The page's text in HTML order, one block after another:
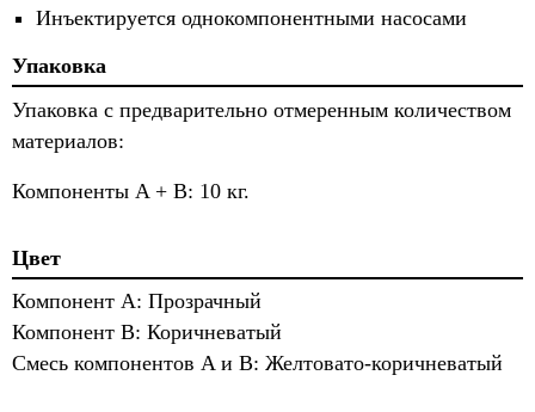
Инъектируется однокомпонентными насосами
Упаковка
Упаковка с предварительно отмеренным количеством
материалов:
Компоненты A + B: 10 кг.
Цвет
Компонент А: Прозрачный
Компонент В: Коричневатый
Смесь компонентов A и B: Желтовато-коричневатый